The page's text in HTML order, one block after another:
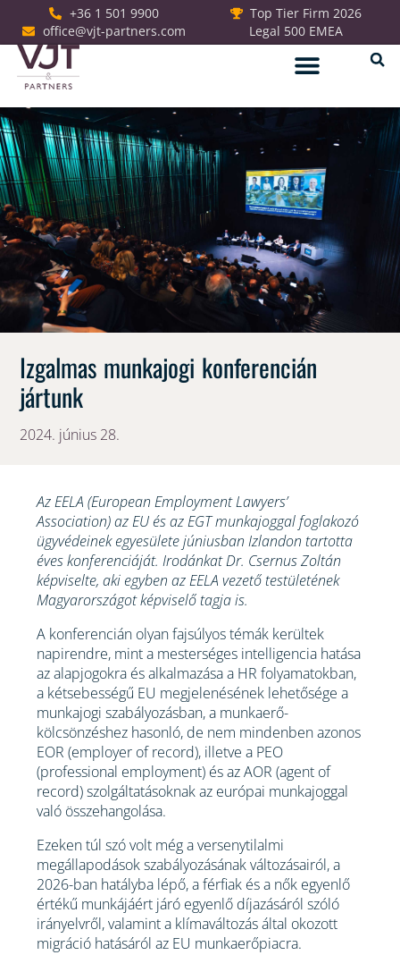
+36 1 501 9900
office@vjt-partners.com
Top Tier Firm 2026
Legal 500 EMEA
Izgalmas munkajogi konferencián
jártunk
2024. június 28.
Az EELA (European Employment Lawyers’
Association) az EU és az EGT munkajoggal foglakozó
ügyvédeinek egyesülete júniusban Izlandon tartotta
éves konferenciáját. Irodánkat Dr. Csernus Zoltán
képviselte, aki egyben az EELA vezető testületének
Magyarországot képviselő tagja is.
A konferencián olyan fajsúlyos témák kerültek
napirendre, mint a mesterséges intelligencia hatása
az alapjogokra és alkalmazása a HR folyamatokban,
a kétsebességű EU megjelenésének lehetősége a
munkajogi szabályozásban, a munkaerő-
kölcsönzéshez hasonló, de nem mindenben azonos
EOR (employer of record), illetve a PEO
(professional employment) és az AOR (agent of
record) szolgáltatásoknak az európai munkajoggal
való összehangolása.
Ezeken túl szó volt még a versenytilalmi
megállapodások szabályozásának változásairól, a
2026-ban hatályba lépő, a férfiak és a nők egyenlő
értékű munkájáért járó egyenlő díjazásáról szóló
irányelvről, valamint a klímaváltozás által okozott
migráció hatásáról az EU munkaerőpiacra.